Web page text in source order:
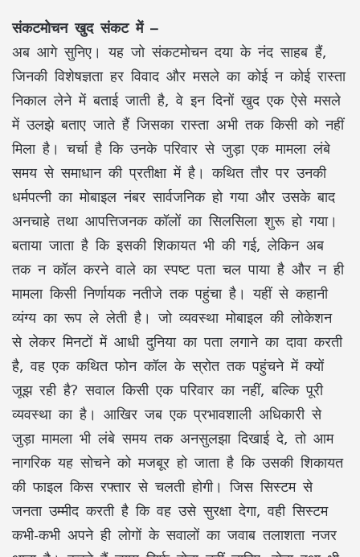
संकटमोचन खुद संकट में –
अब आगे सुनिए। यह जो संकटमोचन दया के नंद साहब हैं,
जिनकी विशेषज्ञता हर विवाद और मसले का कोई न कोई रास्ता
निकाल लेने में बताई जाती है, वे इन दिनों खुद एक ऐसे मसले
में उलझे बताए जाते हैं जिसका रास्ता अभी तक किसी को नहीं
मिला है। चर्चा है कि उनके परिवार से जुड़ा एक मामला लंबे
समय से समाधान की प्रतीक्षा में है। कथित तौर पर उनकी
धर्मपत्नी का मोबाइल नंबर सार्वजनिक हो गया और उसके बाद
अनचाहे तथा आपत्तिजनक कॉलों का सिलसिला शुरू हो गया।
बताया जाता है कि इसकी शिकायत भी की गई, लेकिन अब
तक न कॉल करने वाले का स्पष्ट पता चल पाया है और न ही
मामला किसी निर्णायक नतीजे तक पहुंचा है। यहीं से कहानी
व्यंग्य का रूप ले लेती है। जो व्यवस्था मोबाइल की लोकेशन
से लेकर मिनटों में आधी दुनिया का पता लगाने का दावा करती
है, वह एक कथित फोन कॉल के स्रोत तक पहुंचने में क्यों
जूझ रही है? सवाल किसी एक परिवार का नहीं, बल्कि पूरी
व्यवस्था का है। आखिर जब एक प्रभावशाली अधिकारी से
जुड़ा मामला भी लंबे समय तक अनसुलझा दिखाई दे, तो आम
नागरिक यह सोचने को मजबूर हो जाता है कि उसकी शिकायत
की फाइल किस रफ्तार से चलती होगी। जिस सिस्टम से
जनता उम्मीद करती है कि वह उसे सुरक्षा देगा, वही सिस्टम
कभी-कभी अपने ही लोगों के सवालों का जवाब तलाशता नजर